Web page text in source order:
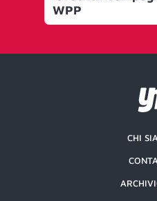
WPP
CHI